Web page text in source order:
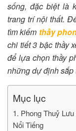
sống, đặc biệt là
trang trí nội thất.
tìm kiếm thầy
chi tiết 3 bậc thầy
để lựa chọn thầy
những dự định sắp
Mục lục
1. Phong Thuỷ
Nổi Tiếng